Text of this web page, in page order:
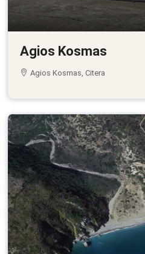
Agios Kosmas
Agios Kosmas, Citera